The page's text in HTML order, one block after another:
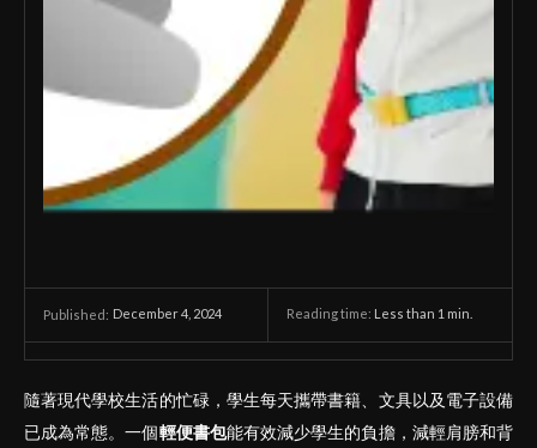
Published: December 4, 2024 Reading time: Less than 1 min.
隨著現代學校生活的忙碌，學生每天攜帶書籍、文具以及電子設備
已成為常態。一個輕便書包能有效減少學生的負擔，減輕肩膀和背